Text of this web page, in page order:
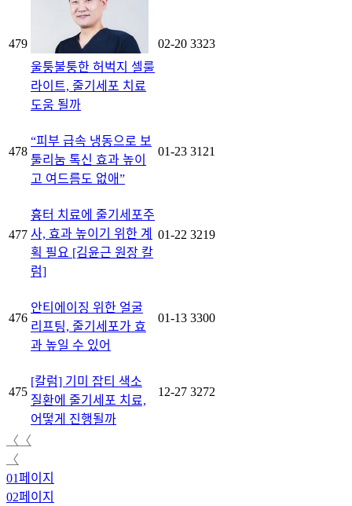
479
울퉁불퉁한 허벅지 셀룰
라이트, 줄기세포 치료
도움 될까
02-20 3323
478
“피부 급속 냉동으로 보
툴리눔 톡신 효과 높이
고 여드름도 없애”
01-23 3121
477
흉터 치료에 줄기세포주
사, 효과 높이기 위한 계
획 필요 [김윤근 원장 칼
럼]
01-22 3219
476
안티에이징 위한 얼굴
리프팅, 줄기세포가 효
과 높일 수 있어
01-13 3300
475
[칼럼] 기미 잡티 색소
질환에 줄기세포 치료,
어떻게 진행될까
12-27 3272
〈〈
〈
01페이지
02페이지